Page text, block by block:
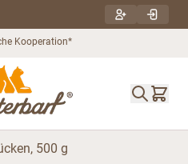
Kooperation*
500 g